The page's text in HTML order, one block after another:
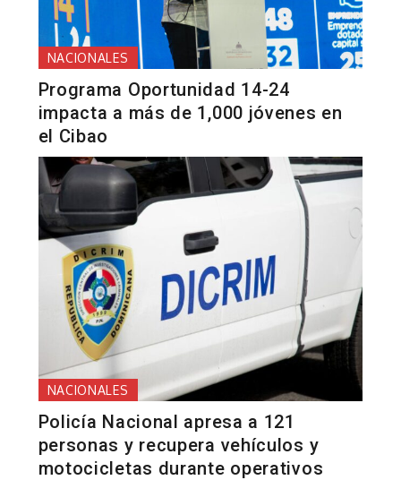
NACIONALES
Programa Oportunidad 14-24
impacta a más de 1,000 jóvenes en
el Cibao
NACIONALES
Policía Nacional apresa a 121
personas y recupera vehículos y
motocicletas durante operativos